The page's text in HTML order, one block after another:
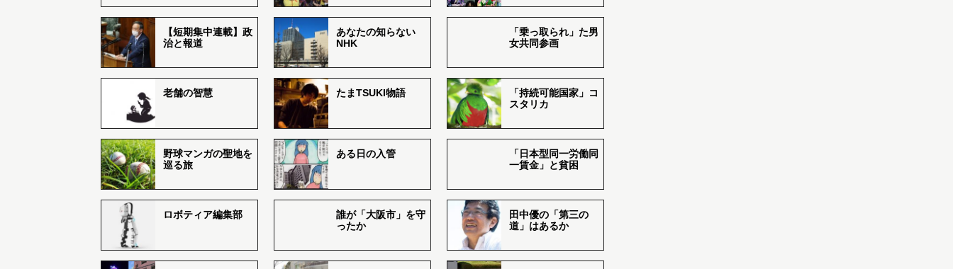
【短期集中連載】政
治と報道
あなたの知らない
NHK
「乗っ取られ」た男
女共同参画
老舗の智慧 たまTSUKI物語
「持続可能国家」コ
スタリカ
野球マンガの聖地を
巡る旅
ある日の入管
「日本型同一労働同
一賃金」と貧困
ロボティア編集部
誰が「大阪市」を守
ったか
田中優の「第三の
道」はあるか